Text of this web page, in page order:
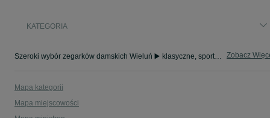
KATEGORIA
Szeroki wybór zegarków damskich Wieluń ▶️ klasyczne, sportowe, złote i srebrne ✅ Nowe i używane w atrakcyjnych cenach ✌ Sprawdź oferty na OLX.pl! Zobacz
Mapa kategorii
Mapa miejscowości